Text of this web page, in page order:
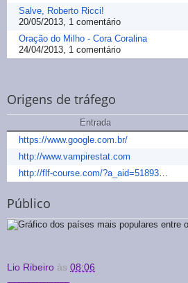
Salve, Roberto Ricci!
20/05/2013, 1 comentário
Oração do Milho - Cora Coralina
24/04/2013, 1 comentário
Origens de tráfego
Entrada
https://www.google.com.br/
http://www.vampirestat.com
Público
Lio Ribeiro às 08:06